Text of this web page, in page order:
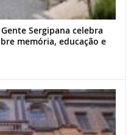
Sergipana celebra
memória, educação e